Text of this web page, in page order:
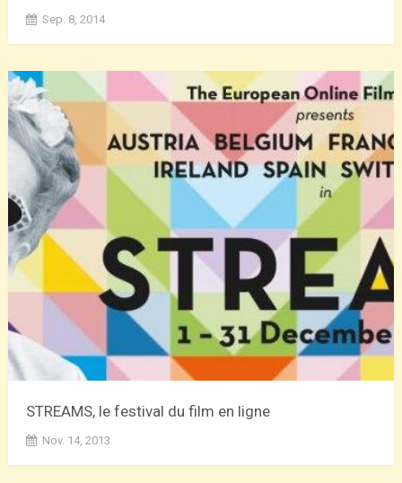
Sep. 8, 2014
STREAMS, le festival du film en ligne
Nov. 14, 2013